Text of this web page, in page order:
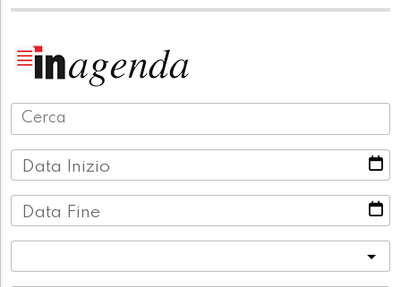
Data Inizio
Data Fine